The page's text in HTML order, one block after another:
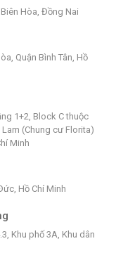
Hòa, Đồng Nai
Quận Bình Tân, Hồ
1+2, Block C thuộc
Lam (Chung cư Florita)
Minh
Hồ Chí Minh
Khu phố 3A, Khu dân